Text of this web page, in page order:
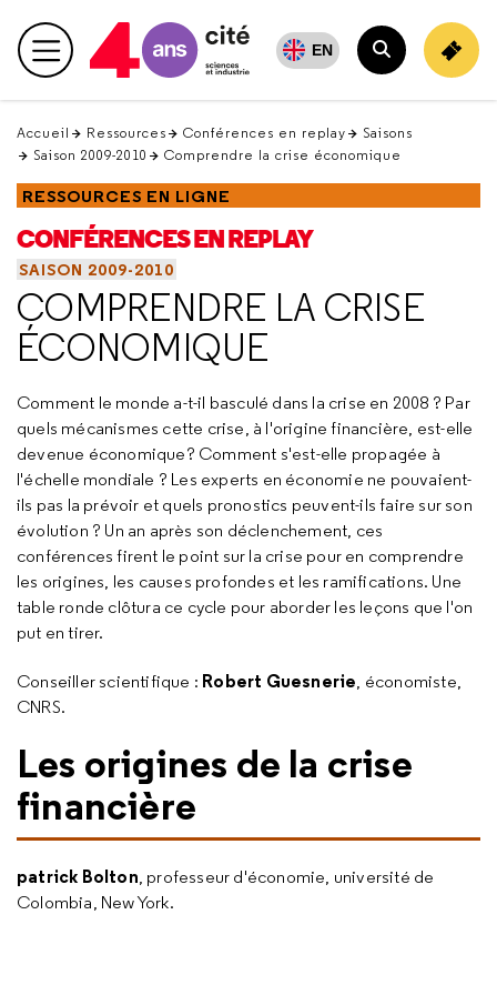
en
haut Menu principal EN
Rechercher
Accueil Ressources Conférences en replay
Saisons
Saison 2009-2010
Comprendre la crise économique
RESSOURCES EN LIGNE
CONFÉRENCES EN REPLAY
SAISON 2009-2010
COMPRENDRE LA CRISE
ÉCONOMIQUE
Comment le monde a-t-il basculé dans la crise en 2008 ? Par
quels mécanismes cette crise, à l'origine financière, est-elle
devenue économique? Comment s'est-elle propagée à
l'échelle mondiale ? Les experts en économie ne pouvaient-
ils pas la prévoir et quels pronostics peuvent-ils faire sur son
évolution ? Un an après son déclenchement, ces
conférences firent le point sur la crise pour en comprendre
les origines, les causes profondes et les ramifications. Une
table ronde clôtura ce cycle pour aborder les leçons que l'on
put en tirer.
Conseiller scientifique : Robert Guesnerie, économiste,
CNRS.
Les origines de la crise
financière
patrick Bolton, professeur d'économie, université de
Colombia, New York.